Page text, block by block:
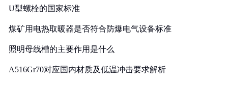
U型螺栓的国家标准
煤矿用电热取暖器是否符合防爆电气设备标准
照明母线槽的主要作用是什么
A516Gr70对应国内材质及低温冲击要求解析